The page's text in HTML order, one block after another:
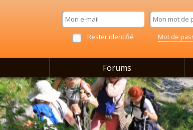
Rester identifié Mot de
Forums